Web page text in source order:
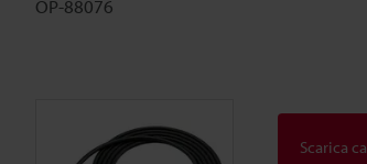
OP-88076
Scarica